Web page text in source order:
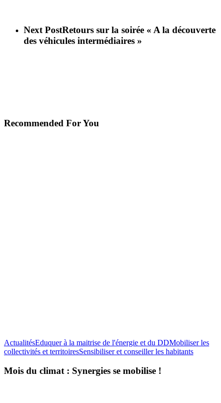
Next PostRetours sur la soirée « A la découverte
des véhicules intermédiaires »
Recommended For You
ActualitésEduquer à la maitrise de l'énergie et du DDMobiliser les
collectivités et territoiresSensibiliser et conseiller les habitantsMois
Mois du climat : Synergies se mobilise !